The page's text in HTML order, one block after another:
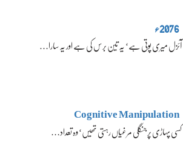
2076ء
آئزل میری پوتی ہے‘ یہ تین برس کی ہے اور یہ سارا…
Cognitive Manipulation
کسی پہاڑی پر جنگلی مرغیاں رہتی تھیں‘ وہ تعداد…